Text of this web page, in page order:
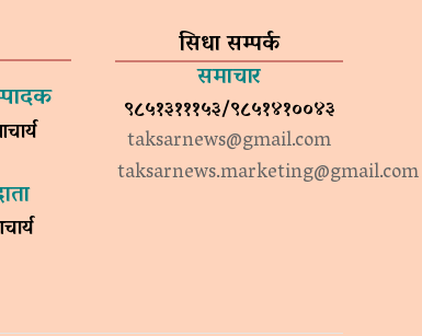
सिधा सम्पर्क
समाचार
९८५१३१११५३/९८५१४१००४३
taksarnews@gmail.com
taksarnews.marketing@gmail.com